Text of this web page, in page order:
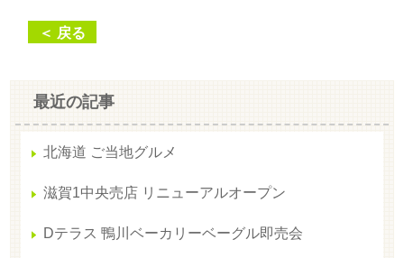
＜ 戻る
最近の記事
北海道 ご当地グルメ
滋賀1中央売店 リニューアルオープン
Dテラス 鴨川ベーカリーベーグル即売会